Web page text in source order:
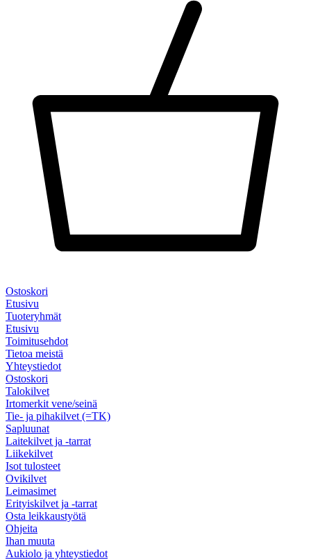
Ostoskori
Etusivu
Tuoteryhmät
Etusivu
Toimitusehdot
Tietoa meistä
Yhteystiedot
Ostoskori
Talokilvet
Irtomerkit vene/seinä
Tie- ja pihakilvet (=TK)
Sapluunat
Laitekilvet ja -tarrat
Liikekilvet
Isot tulosteet
Ovikilvet
Leimasimet
Erityiskilvet ja -tarrat
Osta leikkaustyötä
Ohjeita
Ihan muuta
Aukiolo ja yhteystiedot